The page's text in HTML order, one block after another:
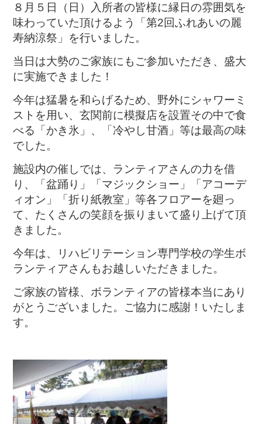
８月５日（日）入所者の皆様に縁日の雰囲気を
味わっていた頂けるよう「第2回ふれあいの麗
寿納涼祭」を行いました。
当日は大勢のご家族にもご参加いただき、盛大
に実施できました！
今年は猛暑を和らげるため、野外にシャワーミ
ストを用い、玄関前に模擬店を設置その中で食
べる「かき氷」、「冷やし甘酒」等は最高の味
でした。
施設内の催しでは、ランティアさんの力を借
り、「盆踊り」「マジックショー」「アコーデ
ィオン」「折り紙教室」等各フロアーを廻っ
て、たくさんの笑顔を振りまいて盛り上げて頂
きました。
今年は、リハビリテーション専門学校の学生ボ
ランティアさんもお越しいただきました。
ご家族の皆様、ボランティアの皆様本当にあり
がとうございました。ご協力に感謝！いたしま
す。